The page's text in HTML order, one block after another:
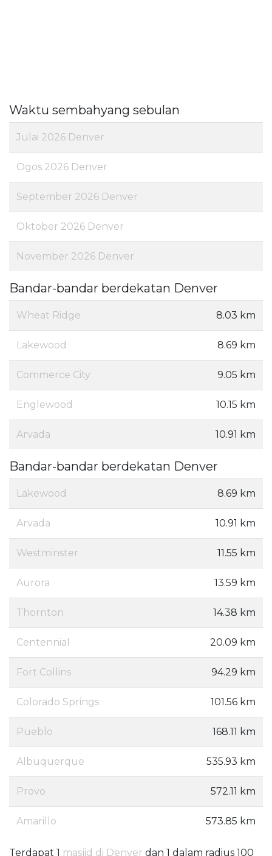
Waktu sembahyang sebulan
Julai 2026 Denver
Ogos 2026 Denver
September 2026 Denver
Oktober 2026 Denver
November 2026 Denver
Bandar-bandar berdekatan Denver
Wheat Ridge 8.03 km
Lakewood 8.69 km
Commerce City 9.05 km
Englewood 10.15 km
Arvada 10.91 km
Bandar-bandar berdekatan Denver
Lakewood 8.69 km
Arvada 10.91 km
Westminster 11.55 km
Aurora 13.59 km
Thornton 14.38 km
Centennial 20.09 km
Fort Collins 94.29 km
Colorado Springs 101.56 km
Pueblo 168.11 km
Albuquerque 535.93 km
Provo 572.11 km
Amarillo 573.85 km
Terdapat 1 masjid di Denver dan 1 dalam radius 100